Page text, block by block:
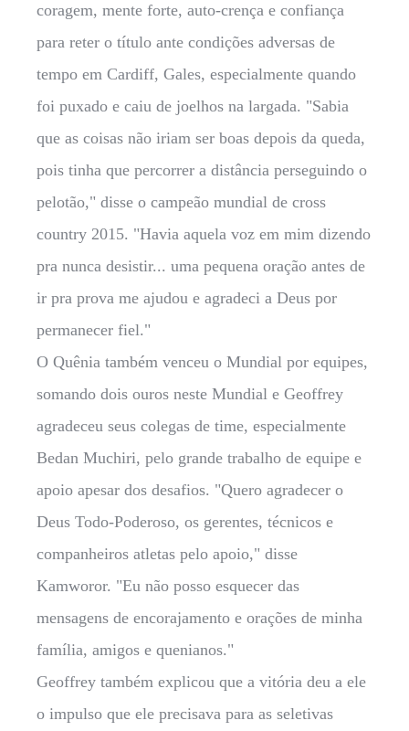
coragem, mente forte, auto-crença e confiança
para reter o título ante condições adversas de
tempo em Cardiff, Gales, especialmente quando
foi puxado e caiu de joelhos na largada. "Sabia
que as coisas não iriam ser boas depois da queda,
pois tinha que percorrer a distância perseguindo o
pelotão," disse o campeão mundial de cross
country 2015. "Havia aquela voz em mim dizendo
pra nunca desistir... uma pequena oração antes de
ir pra prova me ajudou e agradeci a Deus por
permanecer fiel."
O Quênia também venceu o Mundial por equipes,
somando dois ouros neste Mundial e Geoffrey
agradeceu seus colegas de time, especialmente
Bedan Muchiri, pelo grande trabalho de equipe e
apoio apesar dos desafios. "Quero agradecer o
Deus Todo-Poderoso, os gerentes, técnicos e
companheiros atletas pelo apoio," disse
Kamworor. "Eu não posso esquecer das
mensagens de encorajamento e orações de minha
família, amigos e quenianos."
Geoffrey também explicou que a vitória deu a ele
o impulso que ele precisava para as seletivas